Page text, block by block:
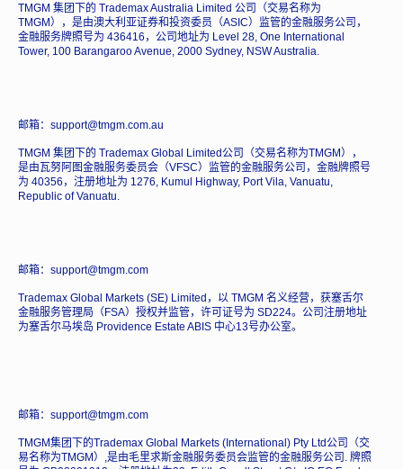
TMGM 集团下的 Trademax Australia Limited 公司（交易名称为
TMGM），是由澳大利亚证券和投资委员（ASIC）监管的金融服务公司，
金融服务牌照号为 436416，公司地址为 Level 28, One International
Tower, 100 Barangaroo Avenue, 2000 Sydney, NSW Australia.
邮箱：support@tmgm.com.au
TMGM 集团下的 Trademax Global Limited公司（交易名称为TMGM），
是由瓦努阿图金融服务委员会（VFSC）监管的金融服务公司，金融牌照号
为 40356，注册地址为 1276, Kumul Highway, Port Vila, Vanuatu,
Republic of Vanuatu.
邮箱：support@tmgm.com
Trademax Global Markets (SE) Limited，以 TMGM 名义经营，获塞舌尔
金融服务管理局（FSA）授权并监管，许可证号为 SD224。公司注册地址
为塞舌尔马埃岛 Providence Estate ABIS 中心13号办公室。
邮箱：support@tmgm.com
TMGM集团下的Trademax Global Markets (International) Pty Ltd公司（交
易名称为TMGM）,是由毛里求斯金融服务委员会监管的金融服务公司. 牌照